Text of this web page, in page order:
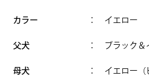
カラー ： イエロー
父犬 ： ブラック＆
母犬 ： イエロー（